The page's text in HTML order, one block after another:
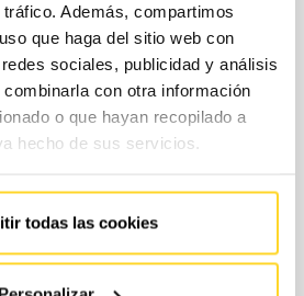
Además, compartimos
que haga del sitio web con
sociales, publicidad y análisis
con otra información
o que hayan recopilado a
hecho de sus servicios.
todas las cookies